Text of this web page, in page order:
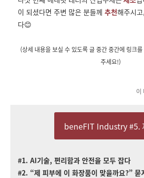
이 되셨다면 주변 많은 분들께 추천해주시고,
다😊
(상세 내용을 보실 수 있도록 글 중간 중간에 링크
주세요!)
이
beneFIT Industry #5.
#1. AI기술, 편리함과 안전을 모두 잡다
#2. “제 피부에 이 화장품이 맞을까요?” 묻